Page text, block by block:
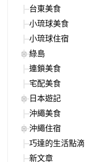
台東美食
小琉球美食
小琉球住宿
綠島
連鎖美食
宅配美食
日本遊記
沖繩美食
沖繩住宿
巧達的生活點滴
新文章